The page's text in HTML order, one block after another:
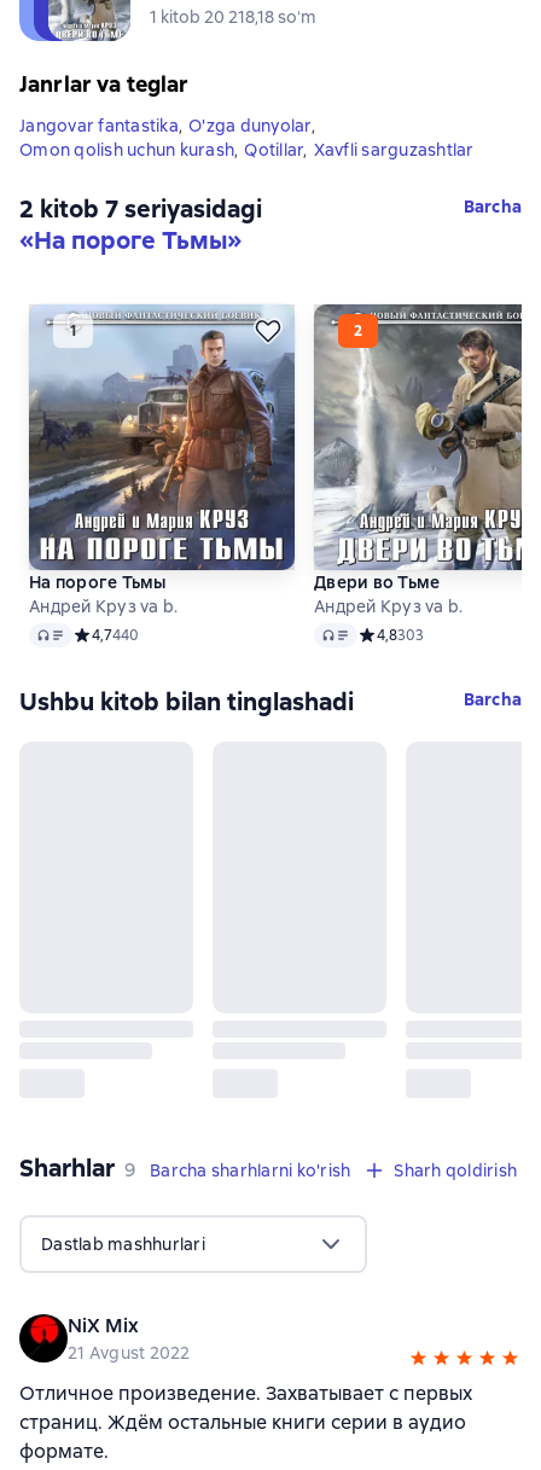
1 kitob 20 218,18 soʻm
Janrlar va teglar
Jangovar fantastika, O'zga dunyolar,
Omon qolish uchun kurash, Qotillar, Xavfli sarguzashtlar
2 kitob 7 seriyasidagi
«На пороге Тьмы»
Barcha
На пороге Тьмы
Андрей Круз va b.
Audio Средний рейтинг 4,7 на основе 440 оценок
4,7440
Двери во Тьме
Андрей Круз va b.
Audio Средний рейтинг 4,8 на
4,8303
Ushbu kitob bilan tinglashadi Barcha
Sharhlar 9 sharhlar
9 Barcha sharhlarni ko'rish Sharh qoldirish
Dastlab mashhurlari
NiX Mix
21 Avgust 2022
Отличное произведение. Захватывает с первых
страниц. Ждём остальные книги серии в аудио
формате.